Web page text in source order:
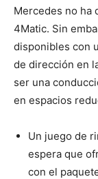
Mercedes no ha
4Matic. Sin
disponibles con
de dirección en
ser una
en espacios
Un juego de
espera que
con el